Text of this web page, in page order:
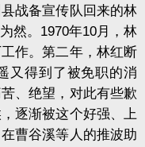
战备宣传队回来的林
然。 1970年10月，林
作。第二年，林红断
又得到了被免职的消
、绝望，对此有些歉
逐渐被这个好强、上
曹谷溪等人的推波助